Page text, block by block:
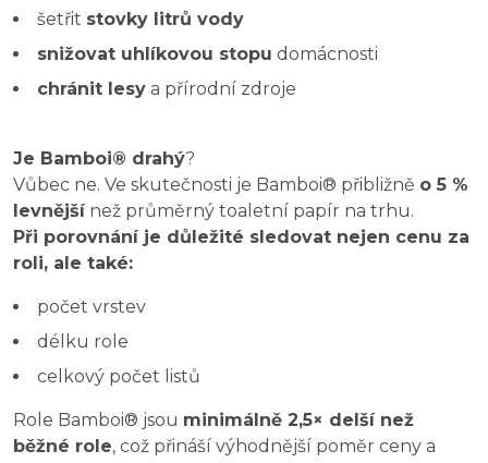
šetřit stovky litrů vody
snižovat uhlíkovou stopu domácnosti
chránit lesy a přírodní zdroje
Je Bamboi® drahý?
Vůbec ne. Ve skutečnosti je Bamboi® přibližně o 5 %
levnějšínež průměrný toaletní papír na trhu.
Při porovnání je důležité sledovat nejen cenu za
roli, ale také:
počet vrstev
délku role
celkový počet listů
Role Bamboi® jsou minimálně 2,5× delší než
běžné role, což přináší výhodnější poměr ceny a